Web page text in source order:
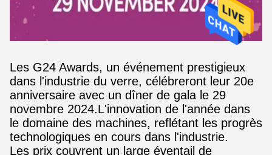
Les G24 Awards, un événement prestigieux
dans l'industrie du verre, célébreront leur 20e
anniversaire avec un dîner de gala le 29
novembre 2024.L'innovation de l'année dans
le domaine des machines, reflétant les progrès
technologiques en cours dans l'industrie.
Les prix couvrent un large éventail de